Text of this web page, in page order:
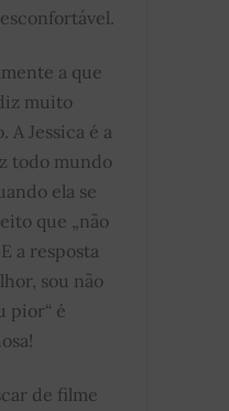
a que
muito
A Jessica é a
todo mundo
ela se
que „não
a resposta
sou não
pior“ é
de filme